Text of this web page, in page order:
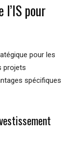
pour
pour les
projets
spécifiques